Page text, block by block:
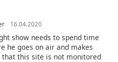
16.04.2020
show needs to spend time
he goes on air and makes
that this site is not monitored